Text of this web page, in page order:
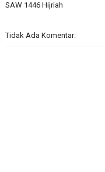
SAW 1446 Hijriah
Tidak Ada Komentar: